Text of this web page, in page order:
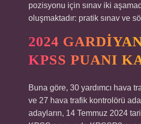
pozisyonu için sınav iki
oluşmaktadır: pratik sınav ve
2024
KPSS PUANI
Buna göre, 30 yardımcı hava
ve 27 hava trafik kontrolörü
adayların, 14 Temmuz 2024